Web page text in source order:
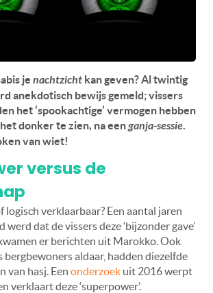
je nachtzicht kan geven? Al twintig
anekdotisch bewijs gemeld; vissers
het ‘spookachtige’ vermogen hebben
donker te zien, na eenganja-sessie.
van wiet!
versus de
logisch verklaarbaar? Een aantal jaren
werd dat de vissers deze ‘bijzonder gave’
er berichten uit Marokko. Ook
bergbewoners aldaar, hadden diezelfde
van hasj. Een onderzoek uit 2016 werpt
verklaart deze ‘superpower’.